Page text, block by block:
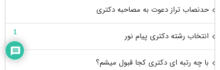
حدنصاب تراز دعوت به مصاحبه دکتری
انتخاب رشته دکتری پیام نور
با چه رتبه ای دکتری کجا قبول میشم؟
1